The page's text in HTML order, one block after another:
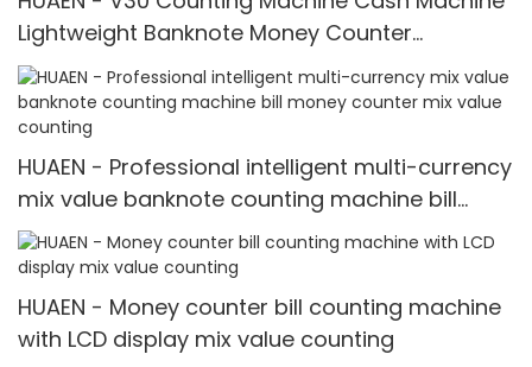
Lightweight Banknote Money Counter
Currency Counting Machines mix value
counting
HUAEN - Professional intelligent multi-currency
mix value banknote counting machine bill
money counter mix value counting
HUAEN - Money counter bill counting machine
with LCD display mix value counting